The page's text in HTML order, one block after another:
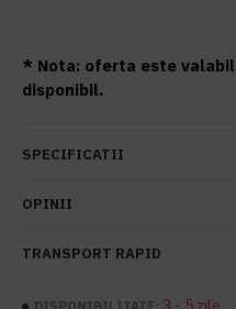
* Nota: oferta este
disponibil.
SPECIFICATII
OPINII
TRANSPORT RAPID
DISPONIBILITATE: